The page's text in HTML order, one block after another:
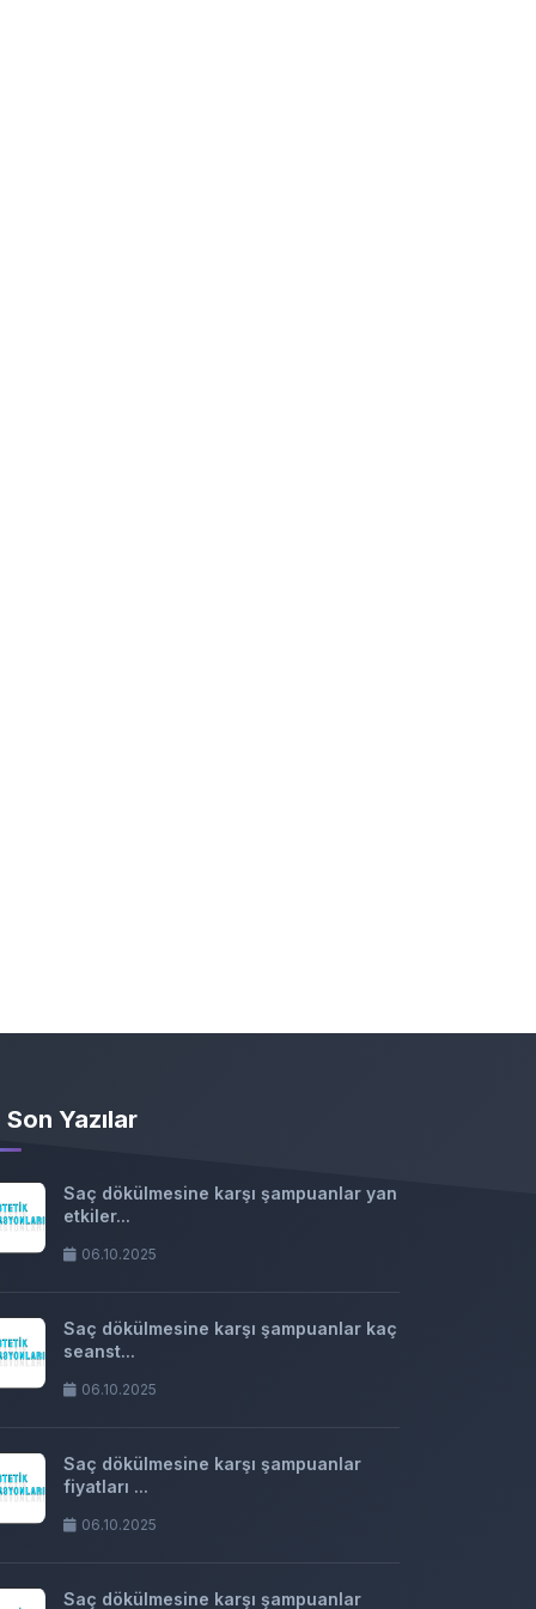
Son Yazılar
Saç dökülmesine karşı şampuanlar yan
etkiler...
06.10.2025
Saç dökülmesine karşı şampuanlar kaç
seanst...
06.10.2025
Saç dökülmesine karşı şampuanlar
fiyatları ...
06.10.2025
Saç dökülmesine karşı şampuanlar